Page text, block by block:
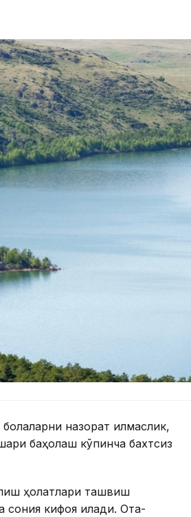
назорат қилмаслик,
баҳолаш кўпинча бахтсиз
ҳолатлари ташвиш
сония кифоя қилади. Ота-